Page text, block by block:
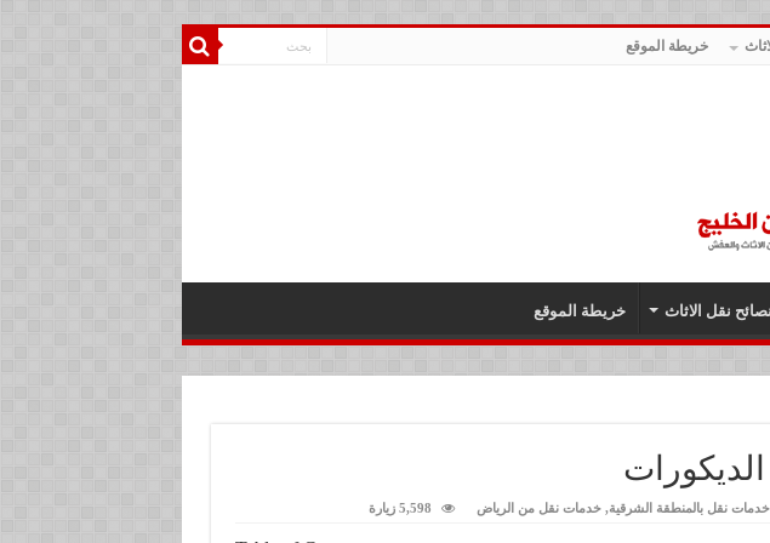
خريطة الموقع
نصائح نقل الاثاث خريطة الموقع
خدمات نقل بالمنطقة الشرقية,خدمات نقل من الرياض 5,598 زيارة